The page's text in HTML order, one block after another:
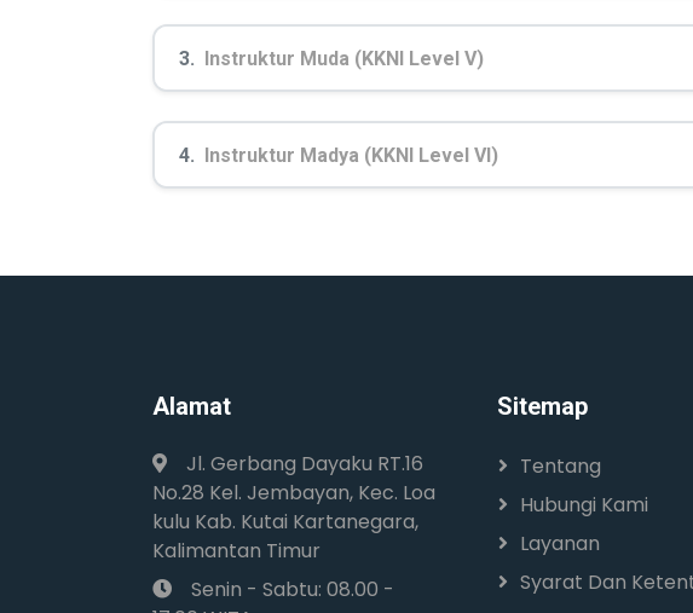
3. Instruktur Muda (KKNI Level V)
4. Instruktur Madya (KKNI Level VI)
Alamat
Jl. Gerbang Dayaku RT.16
No.28 Kel. Jembayan, Kec. Loa
kulu Kab. Kutai Kartanegara,
Kalimantan Timur
Senin - Sabtu: 08.00 -
Sitemap
Tentang
Hubungi Kami
Layanan
Syarat Dan